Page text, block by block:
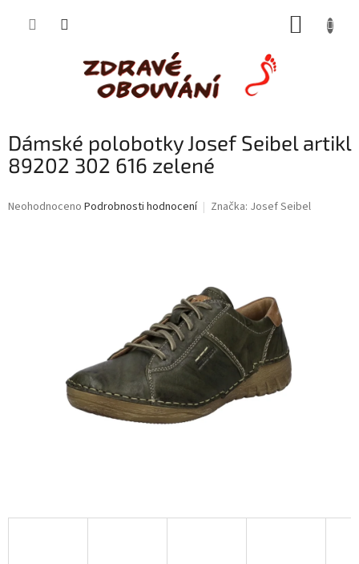
Dámské polobotky Josef Seibel artikl
89202 302 616 zelené
Průměrné
Neohodnoceno Podrobnosti hodnocení Značka: Josef Seibel